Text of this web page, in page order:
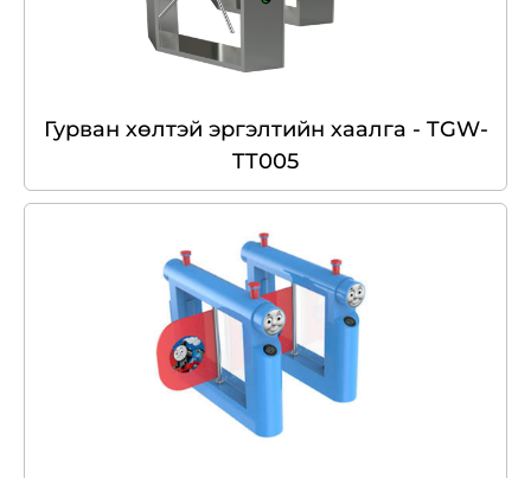
Гурван хөлтэй эргэлтийн хаалга - TGW-
TT005